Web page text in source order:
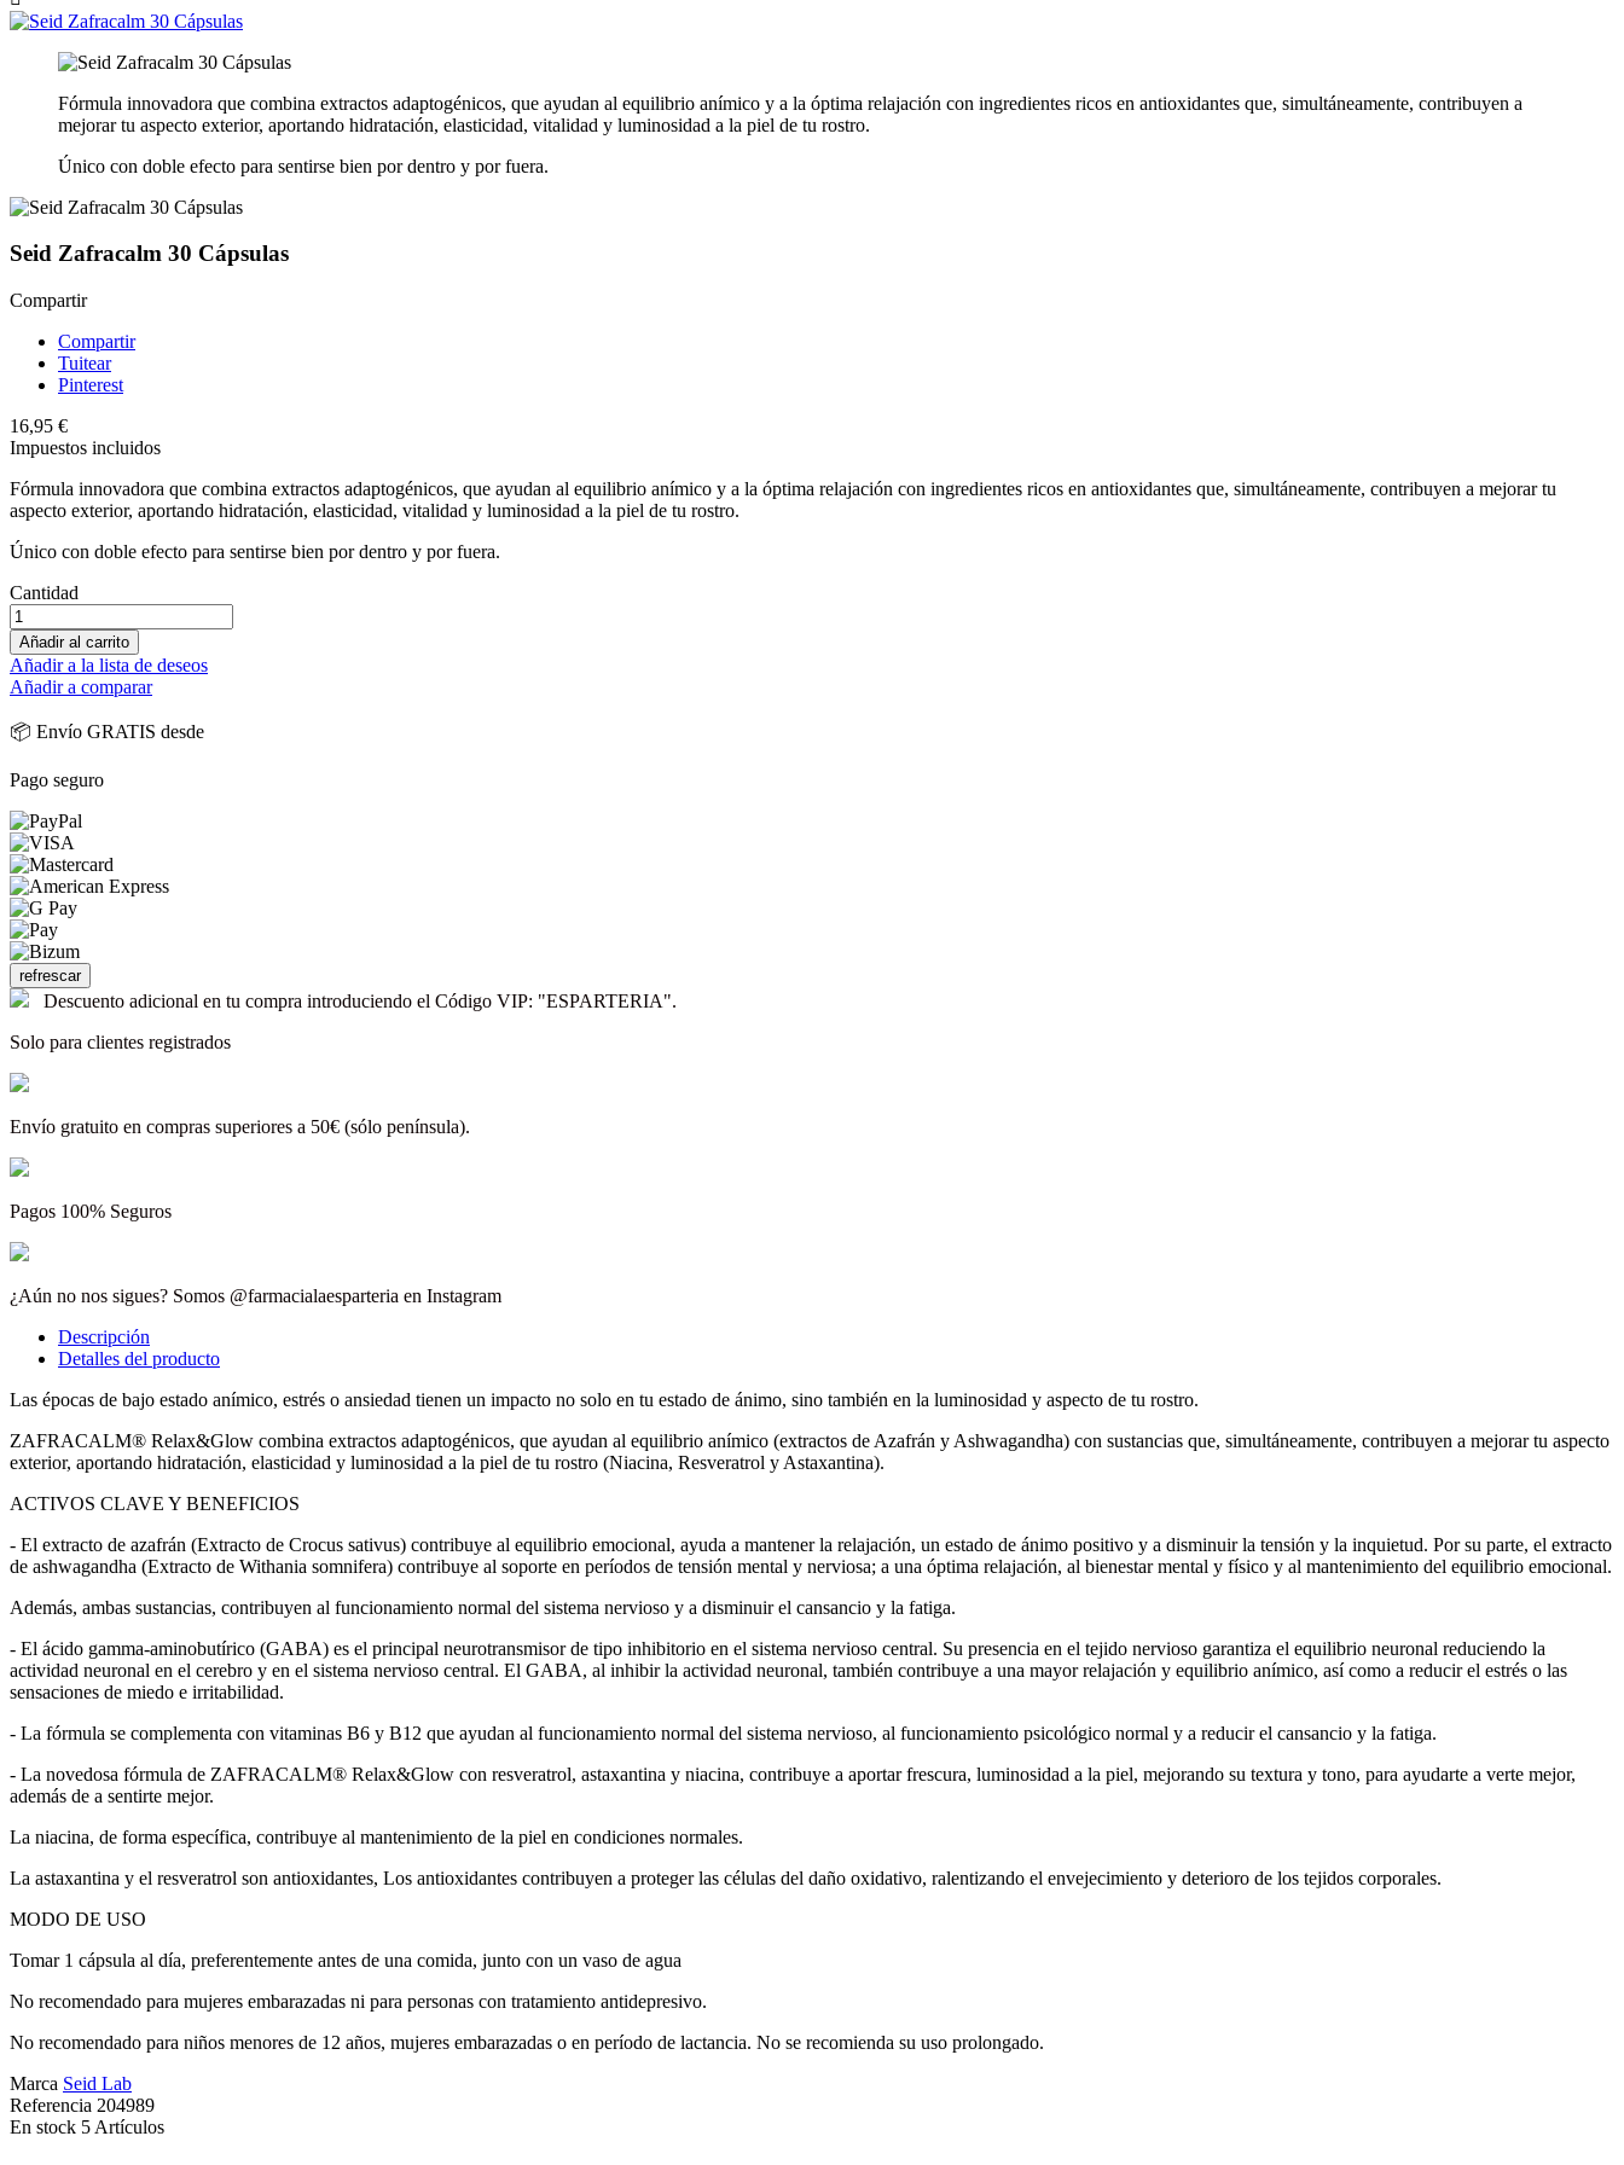
Fórmula innovadora que combina extractos adaptogénicos, que ayudan al equilibrio anímico y a la óptima relajación con ingredientes ricos en antioxidantes que, simultáneamente, contribuyen a
mejorar tu aspecto exterior, aportando hidratación, elasticidad, vitalidad y luminosidad a la piel de tu rostro.
Único con doble efecto para sentirse bien por dentro y por fuera.
Seid Zafracalm 30 Cápsulas
Compartir
Compartir
Tuitear
Pinterest
16,95 €
Impuestos incluidos
Fórmula innovadora que combina extractos adaptogénicos, que ayudan al equilibrio anímico y a la óptima relajación con ingredientes ricos en antioxidantes que, simultáneamente, contribuyen a mejorar tu
aspecto exterior, aportando hidratación, elasticidad, vitalidad y luminosidad a la piel de tu rostro.
Único con doble efecto para sentirse bien por dentro y por fuera.
Cantidad
Añadir al carrito
Añadir a la lista de deseos
Añadir a comparar
📦 Envío GRATIS desde
Pago seguro
Descuento adicional en tu compra introduciendo el Código VIP: "ESPARTERIA".
Solo para clientes registrados
Envío gratuito en compras superiores a 50€ (sólo península).
Pagos 100% Seguros
¿Aún no nos sigues? Somos @farmacialaesparteria en Instagram
Descripción
Detalles del producto
Las épocas de bajo estado anímico, estrés o ansiedad tienen un impacto no solo en tu estado de ánimo, sino también en la luminosidad y aspecto de tu rostro.
ZAFRACALM® Relax&Glow combina extractos adaptogénicos, que ayudan al equilibrio anímico (extractos de Azafrán y Ashwagandha) con sustancias que, simultáneamente, contribuyen a mejorar tu aspecto
exterior, aportando hidratación, elasticidad y luminosidad a la piel de tu rostro (Niacina, Resveratrol y Astaxantina).
ACTIVOS CLAVE Y BENEFICIOS
- El extracto de azafrán (Extracto de Crocus sativus) contribuye al equilibrio emocional, ayuda a mantener la relajación, un estado de ánimo positivo y a disminuir la tensión y la inquietud. Por su parte, el extracto
de ashwagandha (Extracto de Withania somnifera) contribuye al soporte en períodos de tensión mental y nerviosa; a una óptima relajación, al bienestar mental y físico y al mantenimiento del equilibrio emocional.
Además, ambas sustancias, contribuyen al funcionamiento normal del sistema nervioso y a disminuir el cansancio y la fatiga.
- El ácido gamma-aminobutírico (GABA) es el principal neurotransmisor de tipo inhibitorio en el sistema nervioso central. Su presencia en el tejido nervioso garantiza el equilibrio neuronal reduciendo la
actividad neuronal en el cerebro y en el sistema nervioso central. El GABA, al inhibir la actividad neuronal, también contribuye a una mayor relajación y equilibrio anímico, así como a reducir el estrés o las
sensaciones de miedo e irritabilidad.
- La fórmula se complementa con vitaminas B6 y B12 que ayudan al funcionamiento normal del sistema nervioso, al funcionamiento psicológico normal y a reducir el cansancio y la fatiga.
- La novedosa fórmula de ZAFRACALM® Relax&Glow con resveratrol, astaxantina y niacina, contribuye a aportar frescura, luminosidad a la piel, mejorando su textura y tono, para ayudarte a verte mejor,
además de a sentirte mejor.
La niacina, de forma específica, contribuye al mantenimiento de la piel en condiciones normales.
La astaxantina y el resveratrol son antioxidantes, Los antioxidantes contribuyen a proteger las células del daño oxidativo, ralentizando el envejecimiento y deterioro de los tejidos corporales.
MODO DE USO
Tomar 1 cápsula al día, preferentemente antes de una comida, junto con un vaso de agua
No recomendado para mujeres embarazadas ni para personas con tratamiento antidepresivo.
No recomendado para niños menores de 12 años, mujeres embarazadas o en período de lactancia. No se recomienda su uso prolongado.
Marca Seid Lab
Referencia 204989
En stock 5 Artículos